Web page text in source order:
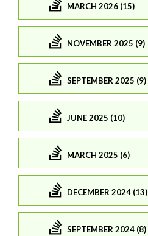
MARCH 2026 (15)
NOVEMBER 2025 (9)
SEPTEMBER 2025 (9)
JUNE 2025 (10)
MARCH 2025 (6)
DECEMBER 2024 (13)
SEPTEMBER 2024 (8)